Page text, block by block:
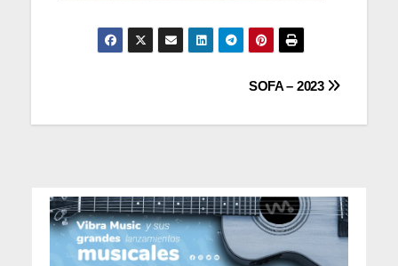
de
SOFA – 2023